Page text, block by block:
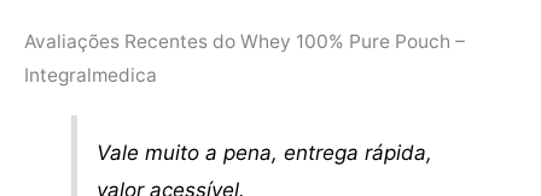
Avaliações Recentes do Whey 100% Pure Pouch –
Integralmedica
Vale muito a pena, entrega rápida,
valor acessível.